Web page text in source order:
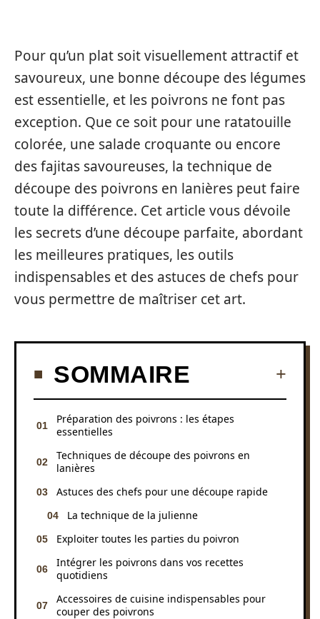
Pour qu’un plat soit visuellement attractif et
savoureux, une bonne découpe des légumes
est essentielle, et les poivrons ne font pas
exception. Que ce soit pour une ratatouille
colorée, une salade croquante ou encore
des fajitas savoureuses, la technique de
découpe des poivrons en lanières peut faire
toute la différence. Cet article vous dévoile
les secrets d’une découpe parfaite, abordant
les meilleures pratiques, les outils
indispensables et des astuces de chefs pour
vous permettre de maîtriser cet art.
SOMMAIRE
Préparation des poivrons : les étapes
essentielles
Techniques de découpe des poivrons en
lanières
Astuces des chefs pour une découpe rapide
La technique de la julienne
Exploiter toutes les parties du poivron
Intégrer les poivrons dans vos recettes
quotidiens
Accessoires de cuisine indispensables pour
couper des poivrons